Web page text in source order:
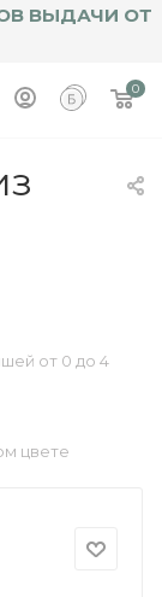
ВЫДАЧИ ОТ
0
от 0 до 4
цвете